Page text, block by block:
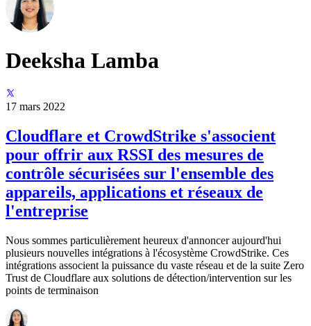
Deeksha Lamba
17 mars 2022
Cloudflare et CrowdStrike s'associent
pour offrir aux RSSI des mesures de
contrôle sécurisées sur l'ensemble des
appareils, applications et réseaux de
l'entreprise
Nous sommes particulièrement heureux d'annoncer aujourd'hui
plusieurs nouvelles intégrations à l'écosystème CrowdStrike. Ces
intégrations associent la puissance du vaste réseau et de la suite Zero
Trust de Cloudflare aux solutions de détection/intervention sur les
points de terminaison